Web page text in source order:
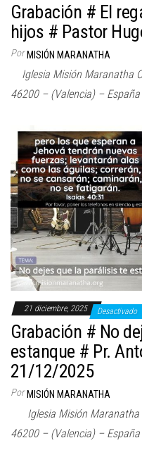
Grabación # El
hijos # Pastor
Por MISIÓN MARANATHA
Iglesia Misión Maranatha
46200 – (Valencia) –
21 diciembre, 2025 Desactivado
Grabación # No
estanque # Pr.
21/12/2025
Por MISIÓN MARANATHA
Iglesia Misión Maranatha
46200 – (Valencia) –